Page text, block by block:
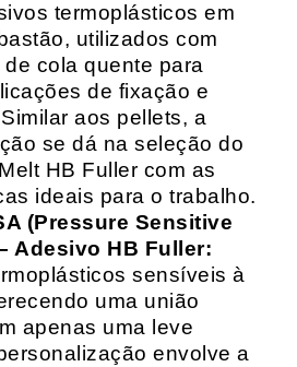
termoplásticos em
utilizados com
cola quente para
de fixação e
aos pellets, a
se dá na seleção do
HB Fuller com as
ideais para o trabalho.
(Pressure Sensitive
Adesivo HB Fuller:
sensíveis à
uma união
apenas uma leve
envolve a